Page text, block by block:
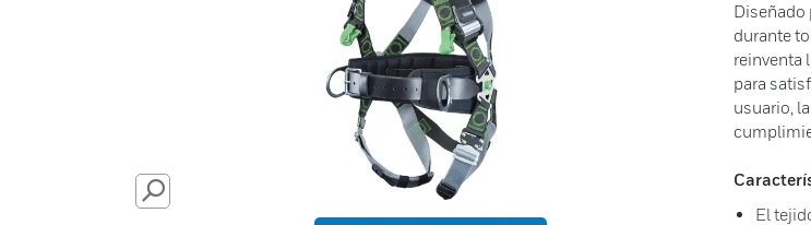
SEARCH
Diseñado
durante
reinventa
para
usuario,
El